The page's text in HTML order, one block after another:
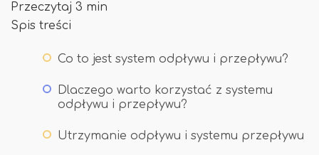
Przeczytaj 3 min
Spis treści
Co to jest system odpływu i przepływu?
Dlaczego warto korzystać z systemu
odpływu i przepływu?
Utrzymanie odpływu i systemu przepływu